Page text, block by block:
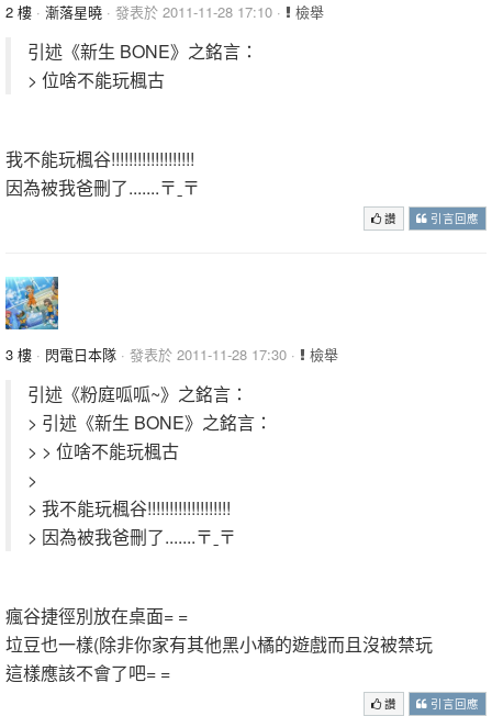
2 樓 · 漸落星曉 · 發表於 2011-11-28 17:10 · 檢舉
引述《新生 BONE》之銘言：
> 位啥不能玩楓古
我不能玩楓谷!!!!!!!!!!!!!!!!!!!
因為被我爸刪了.......〒ˍ〒
讚 引言回應
3 樓 · 閃電日本隊 · 發表於 2011-11-28 17:30 · 檢舉
引述《粉庭呱呱~》之銘言：
> 引述《新生 BONE》之銘言：
> > 位啥不能玩楓古
>
> 我不能玩楓谷!!!!!!!!!!!!!!!!!!!
> 因為被我爸刪了.......〒ˍ〒
瘋谷捷徑別放在桌面= =
垃豆也一樣(除非你家有其他黑小橘的遊戲而且沒被禁玩
這樣應該不會了吧= =
讚 引言回應